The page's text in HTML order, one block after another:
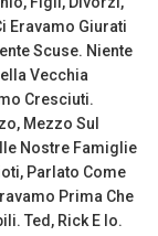
Eravamo Giurati
Scuse. Niente
Vecchia
Cresciuti.
Mezzo Sul
Nostre Famiglie
Parlato Come
Prima Che
Ted, Rick E Io.